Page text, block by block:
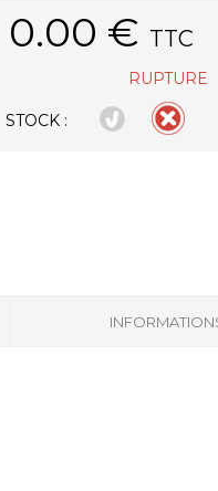
0.00 € TTC
STOCK :
RUPTURE